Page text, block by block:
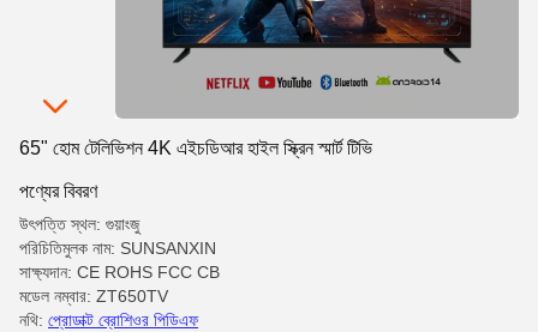
65" হোম টেলিভিশন 4K এইচডিআর হাইল স্ক্রিন স্মার্ট টিভি
পণ্যের বিবরণ
উৎপত্তি স্থল: গুয়াংজু
পরিচিতিমুলক নাম: SUNSANXIN
সাক্ষ্যদান: CE ROHS FCC CB
মডেল নম্বার: ZT650TV
নথি: প্রোডাক্ট ব্রোশিওর পিডিএফ